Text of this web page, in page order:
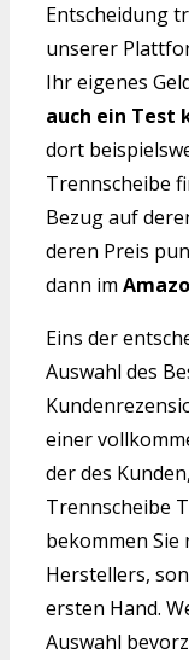
Entscheidung
unserer
Ihr eigenes
auch ein Test
dort
Trennscheibe
Bezug auf
deren Preis
dann im
Eins der
Auswahl des
einer
der des
Trennscheibe
bekommen
Herstellers,
ersten Hand.
Auswahl